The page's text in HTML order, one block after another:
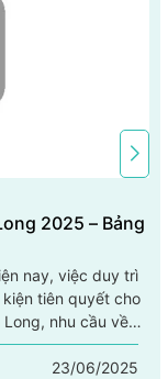
2025 – Bảng
nay, việc duy trì
tiên quyết cho
nhu cầu về
cao. An Khang
vụ vệ sinh
23/06/2025